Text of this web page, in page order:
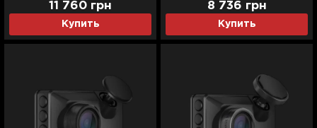
Blackvue (DR 590 X-1CH)
(UA)
Купить
11 760 грн
Dash Cam Mini 3 (010-
02899-10) (Global)
Купить
8 736 грн